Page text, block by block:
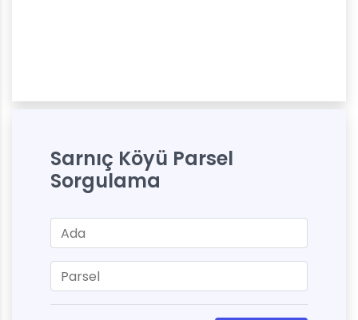
Sarnıç Köyü Parsel
Sorgulama